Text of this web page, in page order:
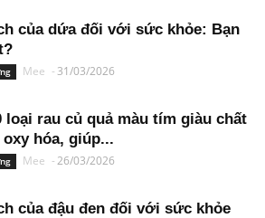
của dứa đối với sức khỏe: Bạn
Mee - 31/03/2026
loại rau củ quả màu tím giàu chất
hóa, giúp...
Mee -26/03/2026
của đậu đen đối với sức khỏe